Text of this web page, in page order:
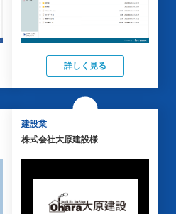
詳しく見る
建設業
株式会社大原建設様